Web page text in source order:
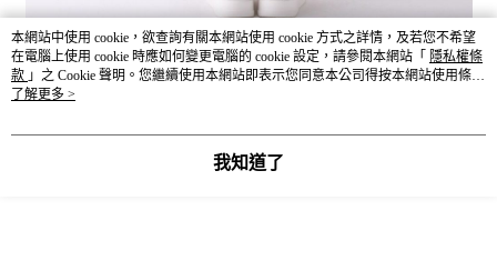
本網站中使用 cookie，欲查詢有關本網站使用 cookie 方式之詳情，及若您不希望
在電腦上使用 cookie 時應如何變更電腦的 cookie 設定，請參閱本網站「 隱私權條
款 」之 Cookie 聲明。您繼續使用本網站即表示您同意本公司得按本網站使用條款
之 Cookie 聲明使用 cookie。
了解更多 >
我知道了